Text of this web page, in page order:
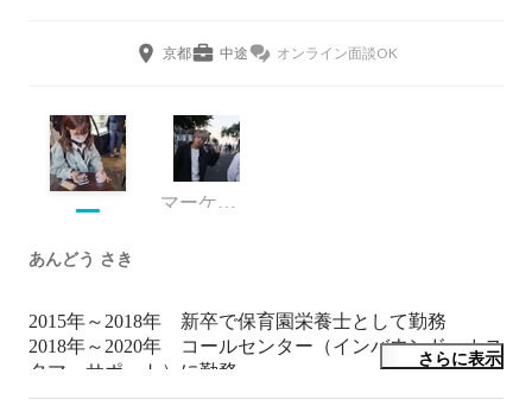
京都 中途 オンライン面談OK
マーケティング
あんどう さき
2015年～2018年　新卒で保育園栄養士として勤務
2018年～2020年　コールセンター（インバウンド・カス
タマーサポート）に勤務
2021年～　　　　TopEyes入社／アフターマーケティン
さらに表示